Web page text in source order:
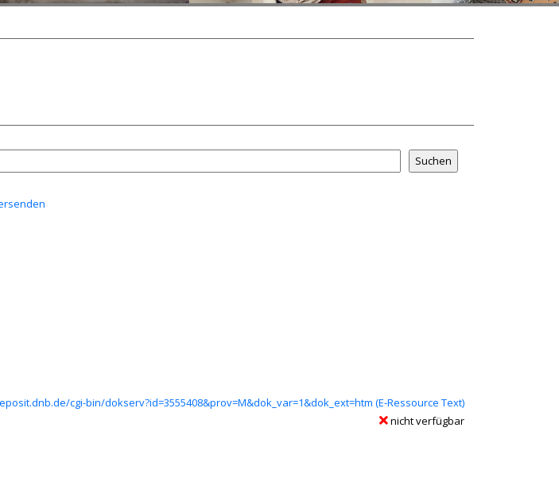
externen Medieninhalt - wird in neuem Tab geöffnet
cgi-bin/dokserv?id=3555408&prov=M&dok_var=1&dok_ext=htm (E-Ressource Text)
nicht verfügbar